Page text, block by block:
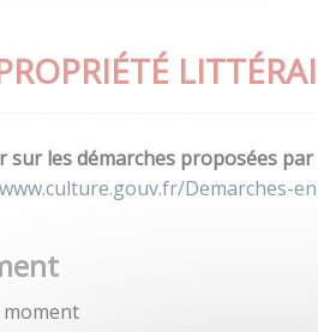
sur les démarches proposées
Demarches-
moment